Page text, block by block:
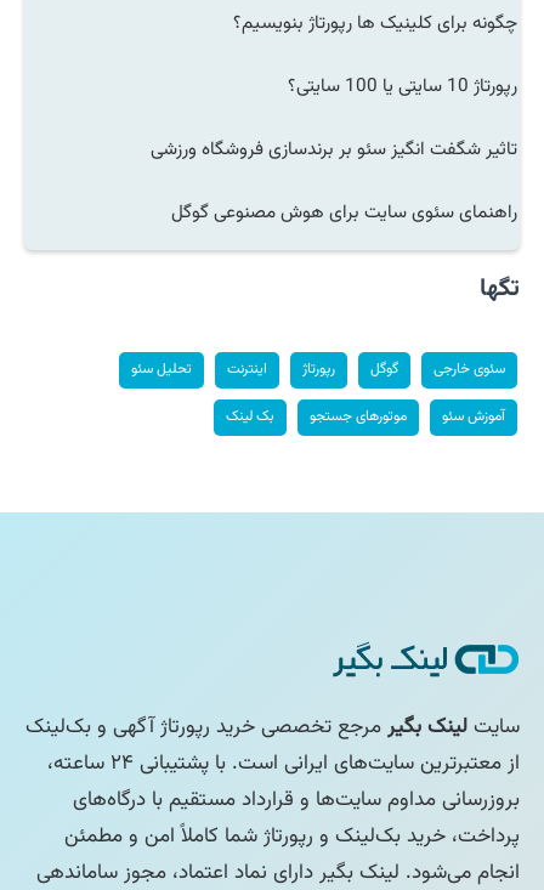
چگونه برای کلینیک ها رپورتاژ بنویسیم؟
رپورتاژ 10 سایتی یا 100 سایتی؟
تاثیر شگفت انگیز سئو بر برندسازی فروشگاه ورزشی
راهنمای سئوی سایت برای هوش مصنوعی گوگل
تگها
سئوی خارجی گوگل رپورتاژ اینترنت تحلیل سئو
آموزش سئو موتورهای جستجو بک لینک
سایتلینک بگیرمرجع تخصصی خرید رپورتاژ آگهی و بک‌لینک
از معتبرترین سایت‌های ایرانی است. با پشتیبانی ۲۴ ساعته،
بروزرسانی مداوم سایت‌ها و قرارداد مستقیم با درگاه‌های
پرداخت، خرید بک‌لینک و رپورتاژ شما کاملاً امن و مطمئن
انجام می‌شود. لینک بگیر دارای نماد اعتماد، مجوز ساماندهی